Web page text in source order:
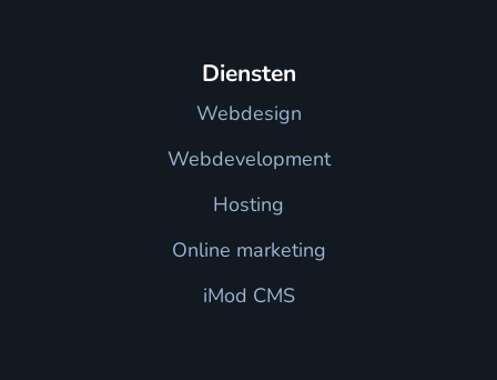
Diensten
Webdesign
Webdevelopment
Hosting
Online marketing
iMod CMS